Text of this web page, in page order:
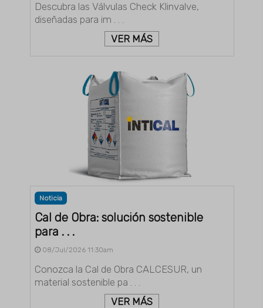
Descubra las Válvulas Check Klinvalve,
diseñadas para im . . .
VER MÁS
Noticia
Cal de Obra: solución sostenible
para . . .
08/Jul/2026 11:30am
Conozca la Cal de Obra CALCESUR, un
material sostenible pa . . .
VER MÁS